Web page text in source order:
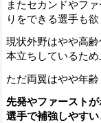
またセカンドやフ
りをできる選手も欲
現状外野はやや高
本立ちしているため
ただ両翼はやや年齢
先発やファースト
選手で補強しやす